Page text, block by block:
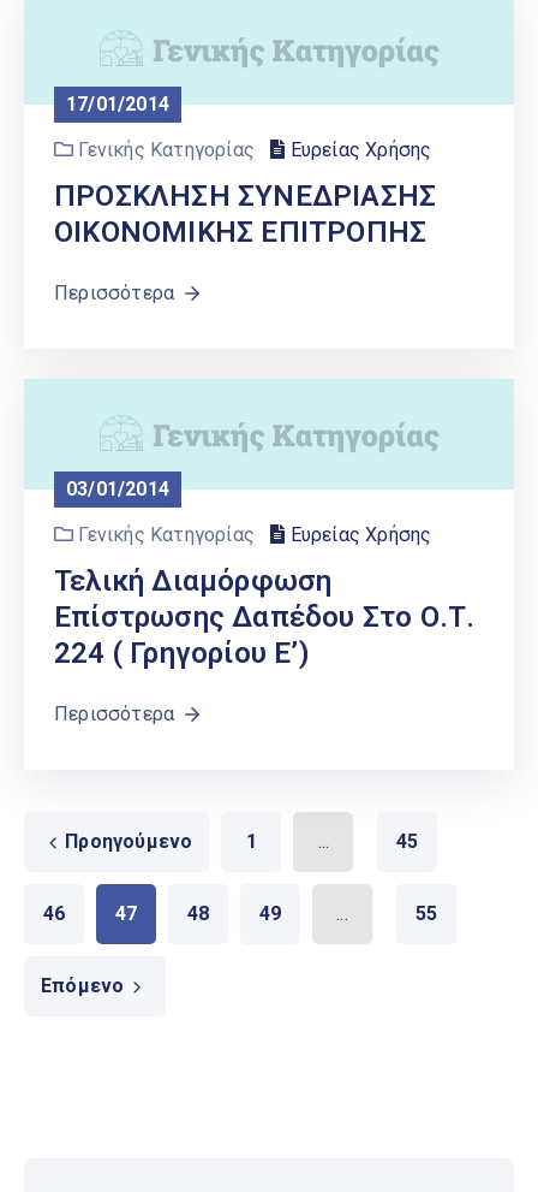
17/01/2014
Γενικής Κατηγορίας
Ευρείας Χρήσης
ΠΡΟΣΚΛΗΣΗ ΣΥΝΕΔΡΙΑΣΗΣ
ΟΙΚΟΝΟΜΙΚΗΣ ΕΠΙΤΡΟΠΗΣ
Περισσότερα
03/01/2014
Γενικής Κατηγορίας
Ευρείας Χρήσης
Τελική Διαμόρφωση
Επίστρωσης Δαπέδου Στο Ο.Τ.
224 ( Γρηγορίου Ε’)
Περισσότερα
Προηγούμενο 1 ... 45
46 47 48 49 ... 55
Επόμενο